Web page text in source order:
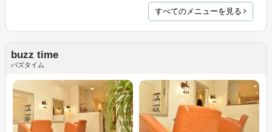
すべてのメニューを見る
buzz time
バズタイム